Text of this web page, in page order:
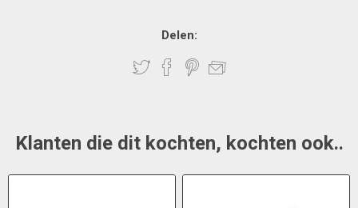
Delen:
Klanten die dit kochten, kochten ook..